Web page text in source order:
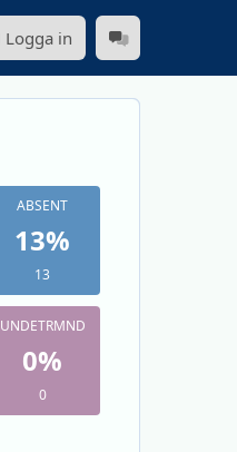
Logga in
ABSENT
13%
13
UNDETRMND
0%
0